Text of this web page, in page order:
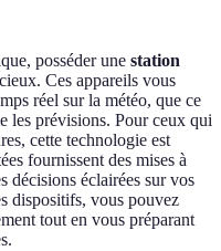
posséder une station
Ces appareils vous
réel sur la météo, que ce
les prévisions. Pour ceux qui
cette technologie est
fournissent des mises à
décisions éclairées sur vos
dispositifs, vous pouvez
tout en vous préparant